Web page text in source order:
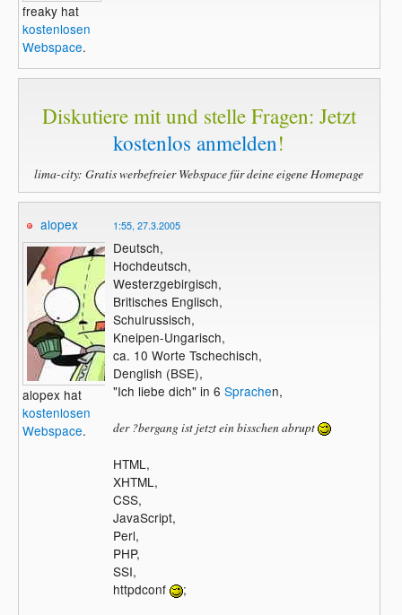
freaky hat
kostenlosen
Webspace.
Diskutiere mit und stelle Fragen: Jetzt
kostenlos anmelden!
lima-city: Gratis werbefreier Webspace für deine eigene Homepage
alopex
alopex hat
kostenlosen
Webspace.
1:55, 27.3.2005
Deutsch,
Hochdeutsch,
Westerzgebirgisch,
Britisches Englisch,
Schulrussisch,
Kneipen-Ungarisch,
ca. 10 Worte Tschechisch,
Denglish (BSE),
"Ich liebe dich" in 6 Sprachen,
der ?bergang ist jetzt ein bisschen abrupt
HTML,
XHTML,
CSS,
JavaScript,
Perl,
PHP,
SSI,
httpdconf
;